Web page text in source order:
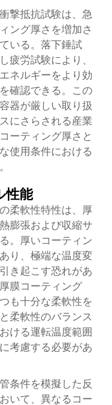
撃抵抗試験は、急
ング厚さを増加さ
いる。落下錘試
疲労試験により、
ネルギーをより効
確認できる。この
器が厳しい取り扱
にさらされる産業
ーティング厚さと
使用条件における
性能
柔軟性特性は、厚
膨張および収縮サ
。厚いコーティン
り、極端な温度変
き起こす恐れがあ
膜コーティング
も十分な柔軟性を
柔軟性のバランス
ける運転温度範囲
考慮する必要があ
条件を模擬した反
いて、異なるコー